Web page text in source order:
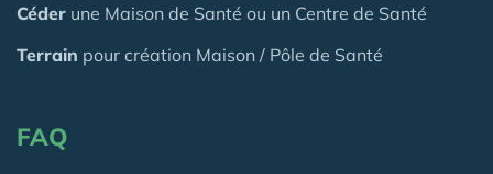
Céder une Maison de Santé ou un Centre de Santé
Terrain pour création Maison / Pôle de Santé
FAQ